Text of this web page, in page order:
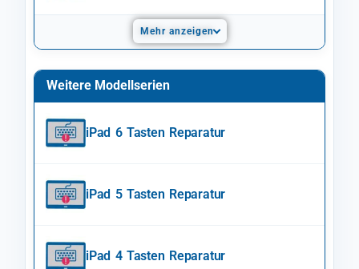
Mehr anzeigen
Weitere Modellserien
iPad 6 Tasten Reparatur
iPad 5 Tasten Reparatur
iPad 4 Tasten Reparatur